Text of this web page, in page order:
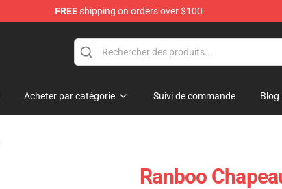
FREEshipping on orders over $100
Acheter par catégorie Suivi de commande Blog
Ranboo